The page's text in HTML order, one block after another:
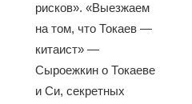
рисков». «Выезжаем
на том, что Токаев —
китаист» —
Сыроежкин о Токаеве
и Си, секретных